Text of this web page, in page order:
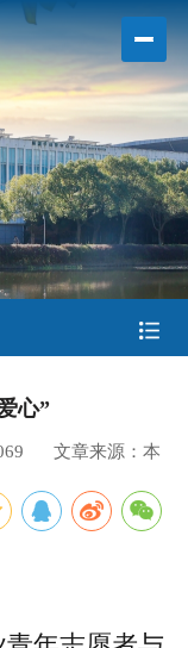
心”
文章来源：本